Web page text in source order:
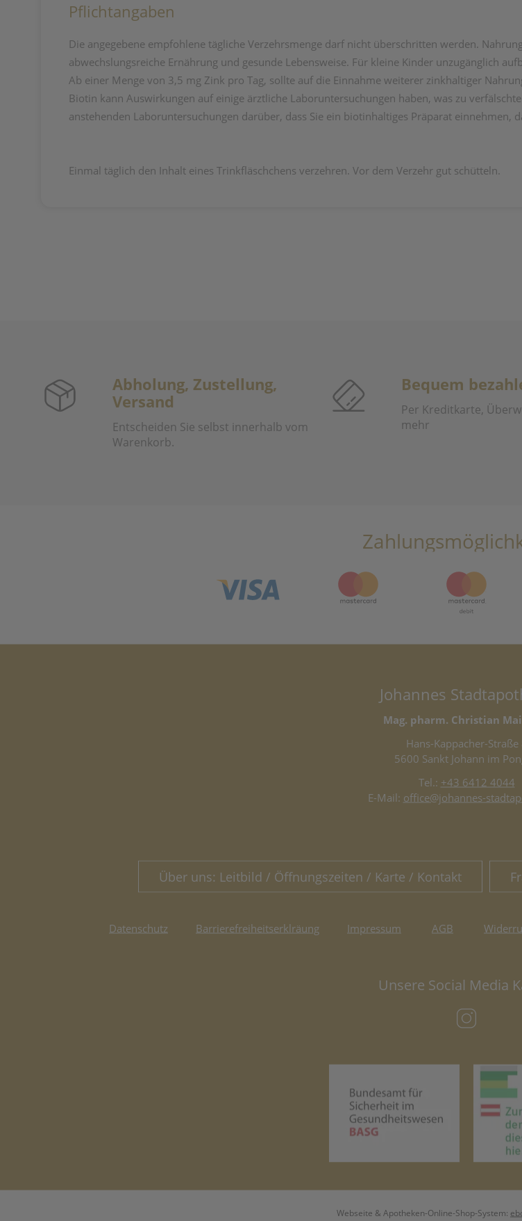
Pflichtangaben
Die angegebene empfohlene tägliche Verzehrsmenge darf nicht überschritten werden.
abwechslungsreiche Ernährung und gesunde Lebensweise. Für kleine Kinder unzugänglich
Ab einer Menge von 3,5 mg Zink pro Tag, sollte auf die Einnahme weiterer zinkhaltiger
Biotin kann Auswirkungen auf einige ärztliche Laboruntersuchungen haben, was zu
anstehenden Laboruntersuchungen darüber, dass Sie ein biotinhaltiges Präparat einnehmen,
Einmal täglich den Inhalt eines Trinkfläschchens verzehren. Vor dem Verzehr gut schütteln.
Abholung, Zustellung,
Versand
Entscheiden Sie selbst innerhalb vom
Warenkorb.
Bequem
Per Kreditkarte,
mehr
Johannes
Mag. pharm. Christian
Hans-Kappacher-Straße
5600 Sankt Johann im
Tel.: +43 6412 4044
E-Mail: office@johannes-
Über uns: Leitbild / Öffnungszeiten / Karte / Kontakt
Datenschutz Barrierefreiheitserklräung Impressum AGB
Unsere Social Media
(öffnet in
Webseite & Apotheken-Online-Shop-System: